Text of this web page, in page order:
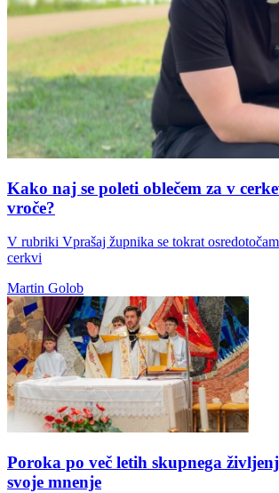
Kako naj se poleti oblečem za v
vroče?
V rubriki Vprašaj župnika se tokrat
cerkvi
Martin Golob
Poroka po več letih skupnega
svoje mnenje